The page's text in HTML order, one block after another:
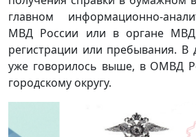
главном информационно-
МВД России или в органе
регистрации или пребывания. В
уже говорилось выше, в ОМВД
городскому округу.